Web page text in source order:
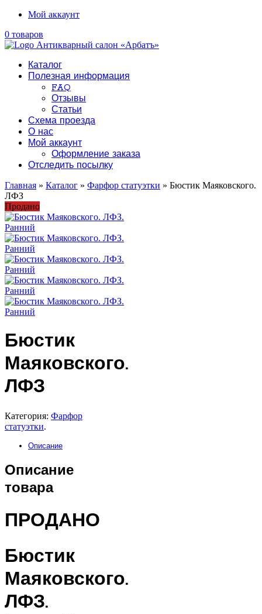
Мой аккаунт
0 товаров
Каталог
Полезная информация
FAQ
Отзывы
Статьи
Схема проезда
О нас
Мой аккаунт
Оформление заказа
Отследить посылку
Главная » Каталог » Фарфор статуэтки » Бюстик Маяковского.
ЛФЗ
Продано
Бюстик
Маяковского.
ЛФЗ
Категория: Фарфор
статуэтки.
Описание
Описание
товара
ПРОДАНО
Бюстик
Маяковского.
ЛФЗ.